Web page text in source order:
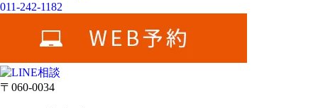
011-242-1182
〒060-0034